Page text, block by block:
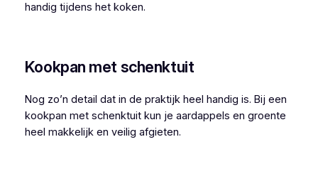
handig tijdens het koken.
Kookpan met schenktuit
Nog zo’n detail dat in de praktijk heel handig is. Bij een
kookpan met schenktuit kun je aardappels en groente
heel makkelijk en veilig afgieten.